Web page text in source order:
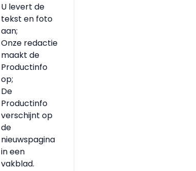
U levert de
tekst en foto
aan;
Onze redactie
maakt de
Productinfo
op;
De
Productinfo
verschijnt op
de
nieuwspagina
in een
vakblad.